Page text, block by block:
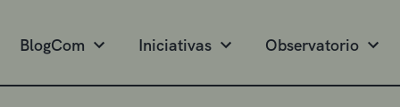
BlogCom Iniciativas Observatorio